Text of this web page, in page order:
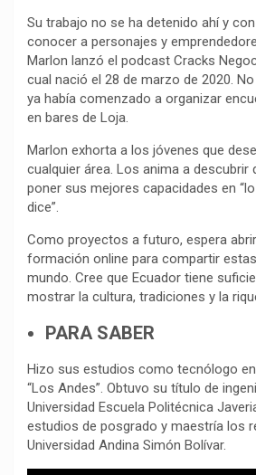
Su trabajo no se ha detenido ahí y
conocer a personajes y
Marlon lanzó el podcast Cracks
cual nació el 28 de marzo de 2020.
ya había comenzado a organizar
en bares de Loja.
Marlon exhorta a los jóvenes que
cualquier área. Los anima a descubrir
poner sus mejores capacidades en
dice”.
Como proyectos a futuro, espera
formación online para compartir
mundo. Cree que Ecuador tiene
mostrar la cultura, tradiciones y la
PARA SABER
Hizo sus estudios como tecnólogo
“Los Andes”. Obtuvo su título de
Universidad Escuela Politécnica
estudios de posgrado y maestría los
Universidad Andina Simón Bolívar.